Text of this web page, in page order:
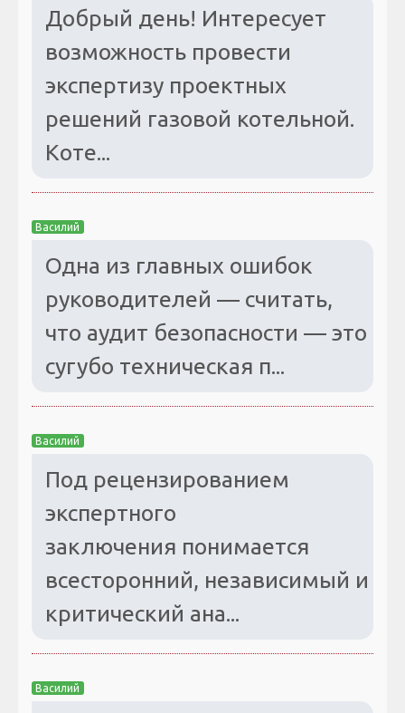
Добрый день! Интересует
возможность провести
экспертизу проектных
решений газовой котельной.
Коте...
Василий
Одна из главных ошибок
руководителей — считать,
что аудит безопасности — это
сугубо техническая п...
Василий
Под рецензированием
экспертного
заключения понимается
всесторонний, независимый и
критический ана...
Василий